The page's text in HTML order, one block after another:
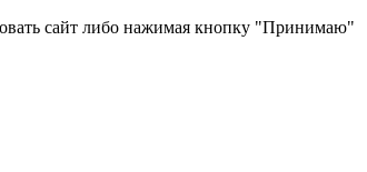
сайт либо нажимая кнопку "Принимаю"